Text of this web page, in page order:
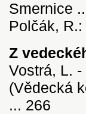
Smernice
Polčák,
Z
Vostrá, L.
(Vědecká
... 266